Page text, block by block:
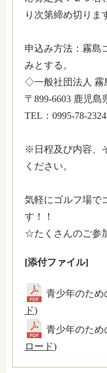
り次第締め切りま
申込み方法：霧島
みとする。
◇一般社団法人 霧
〒899-6603 鹿児島
TEL：0995-78-
※日程及び内容、
ください。
気軽にゴルフ場で
す！！
☆たくさんのご参
[添付ファイル]
青少年のた
ド)
青少年のため
ロード)